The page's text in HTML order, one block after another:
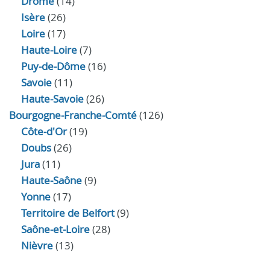
Isère(26)
Loire(17)
Haute-Loire(7)
Puy-de-Dôme(16)
Savoie(11)
Haute-Savoie(26)
Bourgogne-Franche-Comté(126)
Côte-d'Or(19)
Doubs(26)
Jura(11)
Haute‑Saône(9)
Yonne(17)
Territoire de Belfort(9)
Saône-et-Loire(28)
Nièvre(13)